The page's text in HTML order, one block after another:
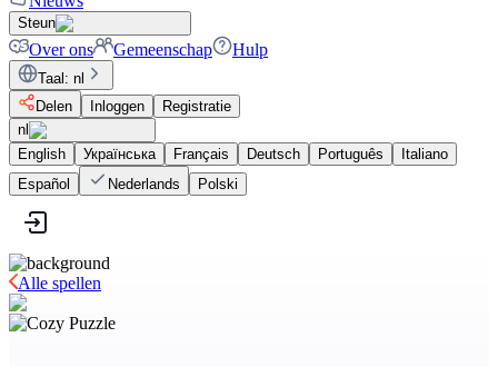
Steun
Over ons Gemeenschap Hulp
Taal : nl
Delen
Inloggen
Registratie
nl
English
Українська Français Deutsch Português
Italiano
Español
Nederlands Polski
Alle spellen